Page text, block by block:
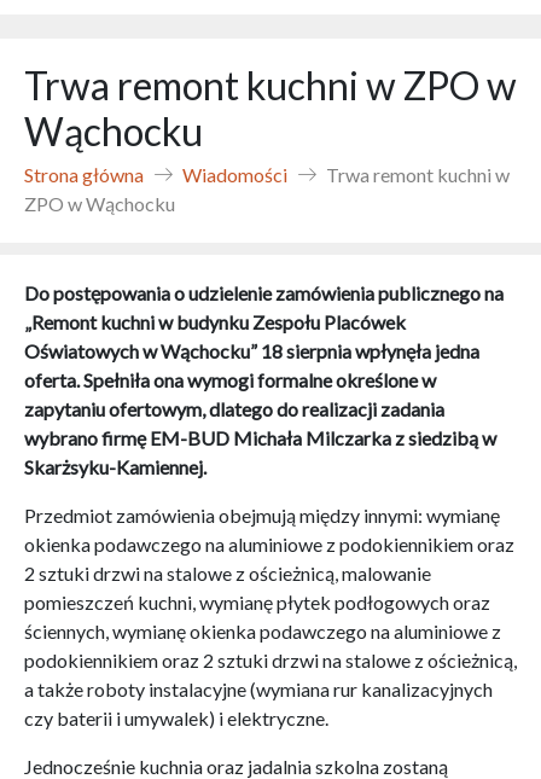
Trwa remont kuchni w ZPO w
Wąchocku
Strona główna Wiadomości
Trwa remont kuchni w
ZPO w Wąchocku
Do postępowania o udzielenie zamówienia publicznego na
„Remont kuchni w budynku Zespołu Placówek
Oświatowych w Wąchocku” 18 sierpnia wpłynęła jedna
oferta. Spełniła ona wymogi formalne określone w
zapytaniu ofertowym, dlatego do realizacji zadania
wybrano firmę EM-BUD Michała Milczarka z siedzibą w
Skarżsyku-Kamiennej.
Przedmiot zamówienia obejmują między innymi: wymianę
okienka podawczego na aluminiowe z podokiennikiem oraz
2 sztuki drzwi na stalowe z ościeżnicą, malowanie
pomieszczeń kuchni, wymianę płytek podłogowych oraz
ściennych, wymianę okienka podawczego na aluminiowe z
podokiennikiem oraz 2 sztuki drzwi na stalowe z ościeżnicą,
a także roboty instalacyjne (wymiana rur kanalizacyjnych
czy baterii i umywalek) i elektryczne.
Jednocześnie kuchnia oraz jadalnia szkolna zostaną